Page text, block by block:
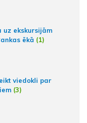
uz ekskursijām
ēkā (1)
viedokli par
(3)